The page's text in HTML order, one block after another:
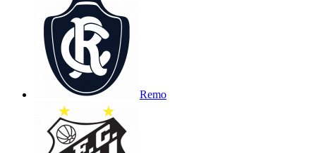
Remo